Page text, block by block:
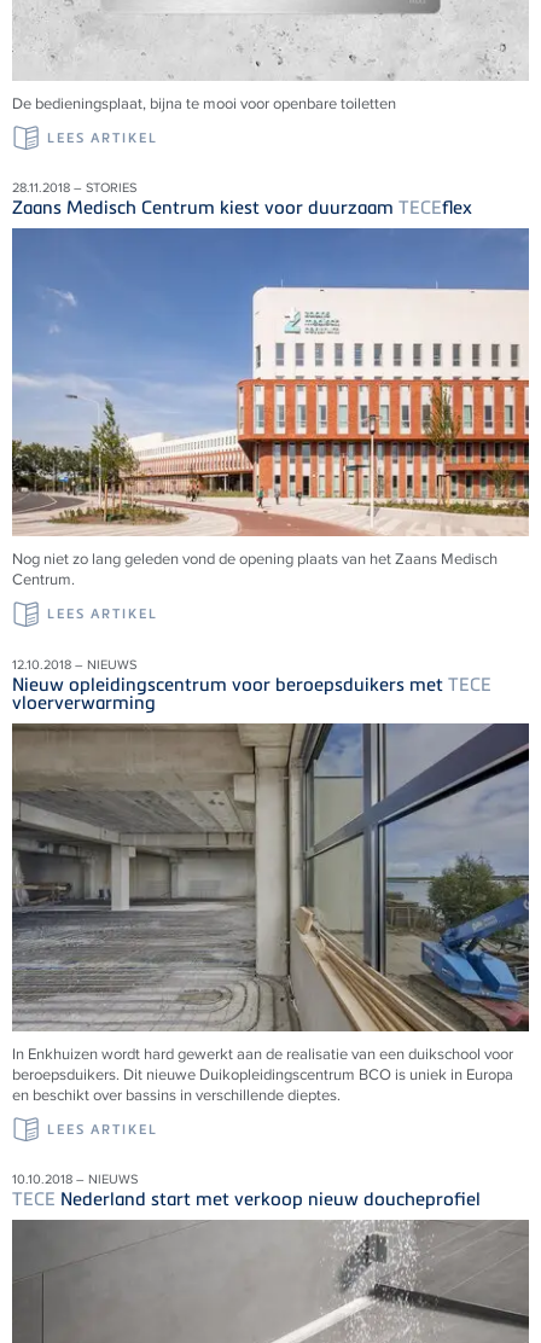
De bedieningsplaat, bijna te mooi voor openbare toiletten
LEES ARTIKEL
28.11.2018 – STORIES
Zaans Medisch Centrum kiest voor duurzaam TECEflex
Nog niet zo lang geleden vond de opening plaats van het Zaans Medisch
Centrum.
LEES ARTIKEL
12.10.2018 – NIEUWS
Nieuw opleidingscentrum voor beroepsduikers met TECE
vloerverwarming
In Enkhuizen wordt hard gewerkt aan de realisatie van een duikschool voor
beroepsduikers. Dit nieuwe Duikopleidingscentrum BCO is uniek in Europa
en beschikt over bassins in verschillende dieptes.
LEES ARTIKEL
10.10.2018 – NIEUWS
TECE Nederland start met verkoop nieuw doucheprofiel